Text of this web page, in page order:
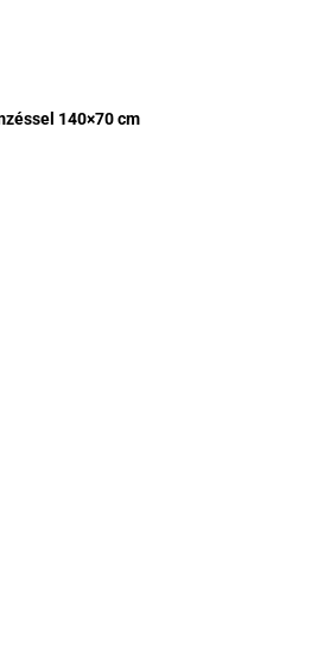
140×70 cm